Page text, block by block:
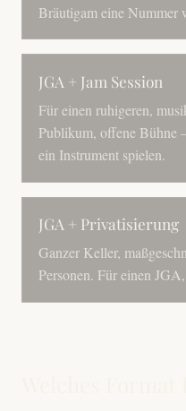
Bräutigam eine Nummer
JGA + Jam Session
Für einen ruhigeren,
Publikum, offene Bühne
ein Instrument spielen.
JGA + Privatisierung
Ganzer Keller,
Personen. Für einen